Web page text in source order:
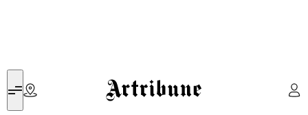
Artribune